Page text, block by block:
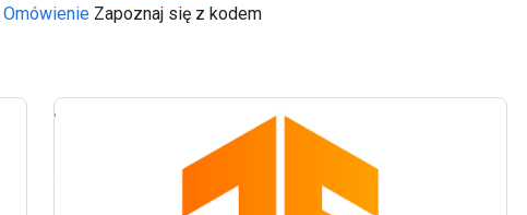
Omówienie Zapoznaj się z kodem